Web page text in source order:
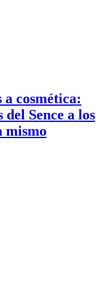
cosmética:
Sence a los
mismo